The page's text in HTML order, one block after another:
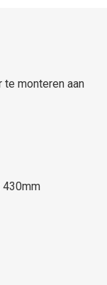
te monteren aan
430mm